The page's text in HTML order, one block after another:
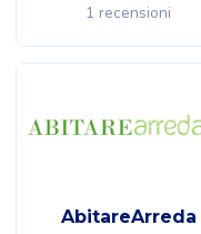
1 recensioni
AbitareArreda